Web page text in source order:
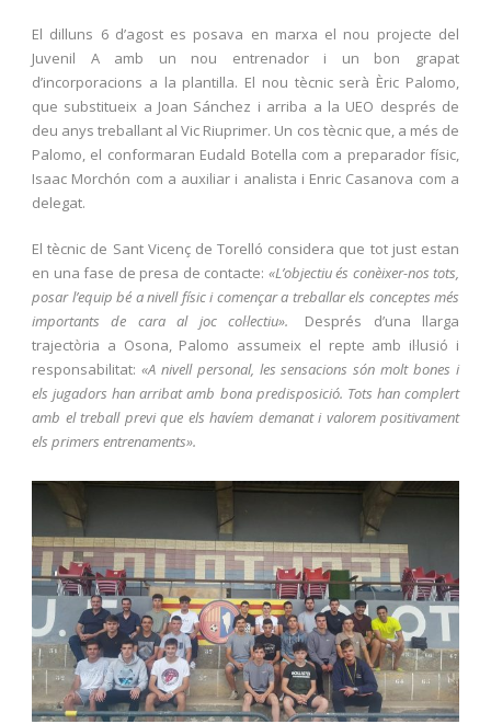
El dilluns 6 d’agost es posava en marxa el nou projecte del
Juvenil A amb un nou entrenador i un bon grapat
d’incorporacions a la plantilla. El nou tècnic serà Èric Palomo,
que substitueix a Joan Sánchez i arriba a la UEO després de
deu anys treballant al Vic Riuprimer. Un cos tècnic que, a més de
Palomo, el conformaran Eudald Botella com a preparador físic,
Isaac Morchón com a auxiliar i analista i Enric Casanova com a
delegat.
El tècnic de Sant Vicenç de Torelló considera que tot just estan
en una fase de presa de contacte: «L’objectiu és conèixer-nos tots,
posar l’equip bé a nivell físic i començar a treballar els conceptes més
importants de cara al joc col·lectiu».
Després d’una llarga
trajectòria a Osona, Palomo assumeix el repte amb il·lusió i
responsabilitat: «A nivell personal, les sensacions són molt bones i
els jugadors han arribat amb bona predisposició. Tots han complert
amb el treball previ que els havíem demanat i valorem positivament
els primers entrenaments».